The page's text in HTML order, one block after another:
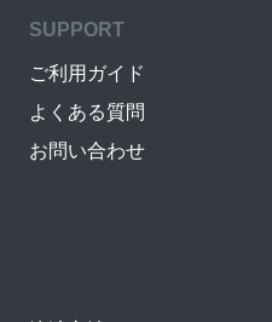
SUPPORT
ご利用ガイド
よくある質問
お問い合わせ